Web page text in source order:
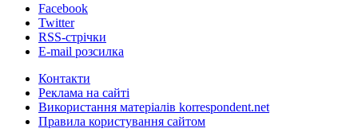
Facebook
Twitter
RSS-стрічки
E-mail розсилка
Контакти
Реклама на сайті
Використання матеріалів korrespondent.net
Правила користування сайтом